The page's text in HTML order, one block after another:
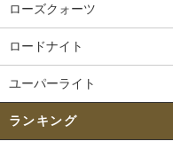
ローズクォーツ
ロードナイト
ユーパーライト
ランキング